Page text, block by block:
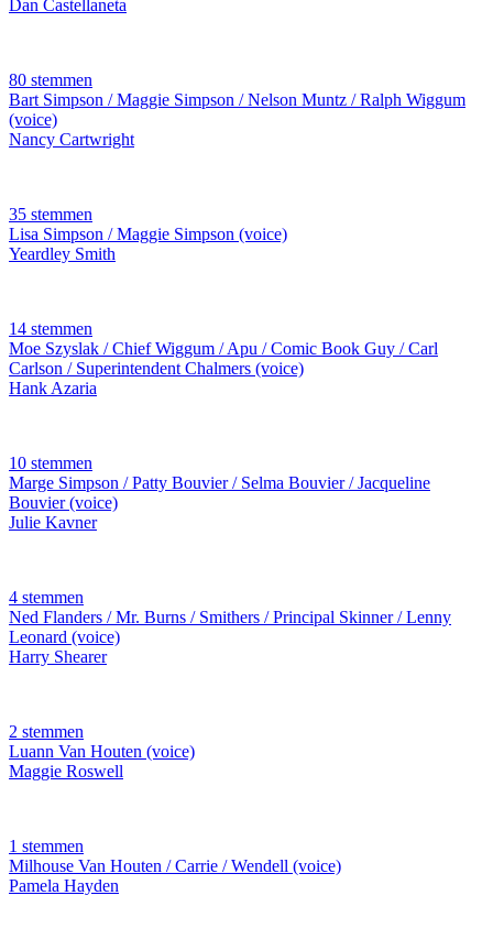
Dan Castellaneta
80 stemmen
Bart Simpson / Maggie Simpson / Nelson Muntz / Ralph Wiggum
(voice)
Nancy Cartwright
35 stemmen
Lisa Simpson / Maggie Simpson (voice)
Yeardley Smith
14 stemmen
Moe Szyslak / Chief Wiggum / Apu / Comic Book Guy / Carl
Carlson / Superintendent Chalmers (voice)
Hank Azaria
10 stemmen
Marge Simpson / Patty Bouvier / Selma Bouvier / Jacqueline
Bouvier (voice)
Julie Kavner
4 stemmen
Ned Flanders / Mr. Burns / Smithers / Principal Skinner / Lenny
Leonard (voice)
Harry Shearer
2 stemmen
Luann Van Houten (voice)
Maggie Roswell
1 stemmen
Milhouse Van Houten / Carrie / Wendell (voice)
Pamela Hayden